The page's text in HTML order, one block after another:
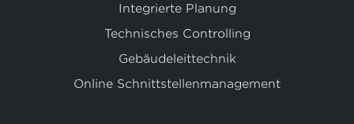
Integrierte Planung
Technisches Controlling
Gebäudeleittechnik
Online Schnittstellenmanagement